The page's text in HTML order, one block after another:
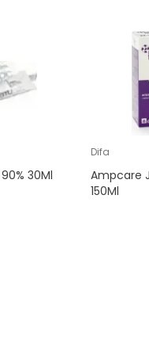
30Ml
Difa
Ampcare
150Ml